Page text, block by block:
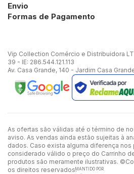
Envio
Formas de Pagamento
Vip Collection Comércio e Distribuidora
39 - IE: 286.544.121.113
Av. Casa Grande, 140 - Jardim Casa
As ofertas são válidas até o término de
aviso. As vendas ainda estão sujeitas à
dados. Caso exista alguma diferença
considerado válido o preço do Carrinho
produtos são meramente ilustrativas.
os direitos reservados.MANTIDO POR